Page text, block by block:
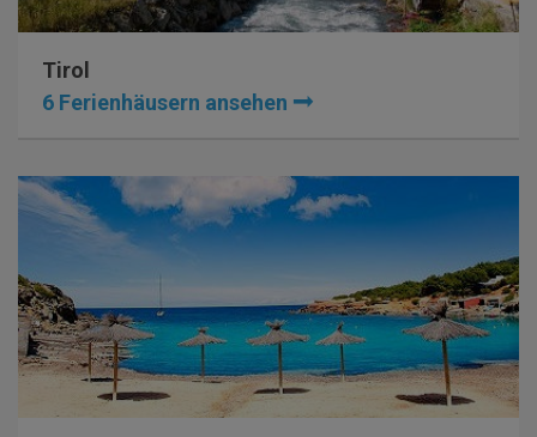
Tirol
6 Ferienhäusern ansehen